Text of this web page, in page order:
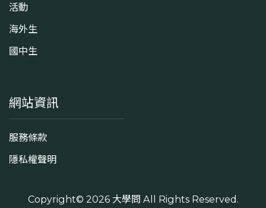
活動
海外生
國中生
網站資訊
服務條款
隱私權聲明
Copyright© 2026 大學問 All Rights Reserved.